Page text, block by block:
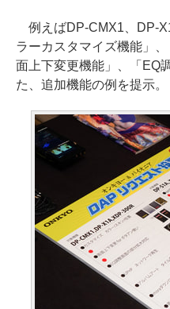
例えばDP-CMX1、DP-
ラーカスタマイズ機能」
面上下変更機能」、「EQ
た、追加機能の例を提示。